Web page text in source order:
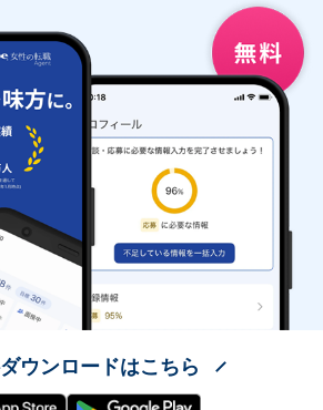
ウンロードはこちら